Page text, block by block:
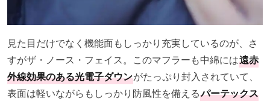
見た目だけでなく機能面もしっかり充実しているのが、さ
すがザ・ノース・フェイス。このマフラーも中綿には遠赤
外線効果のある光電子ダウンがたっぷり封入されていて、
表面は軽いながらもしっかり防風性を備えるパーテックス